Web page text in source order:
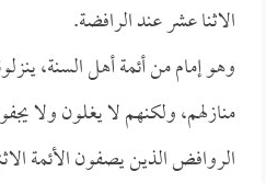
الاثنا عشر عند الرافضة.
وهو إمام من أئمة أهل السنة،
منازلهم، ولكنهم لا يغلون ولا
الروافض الذين يصفون الأئمة